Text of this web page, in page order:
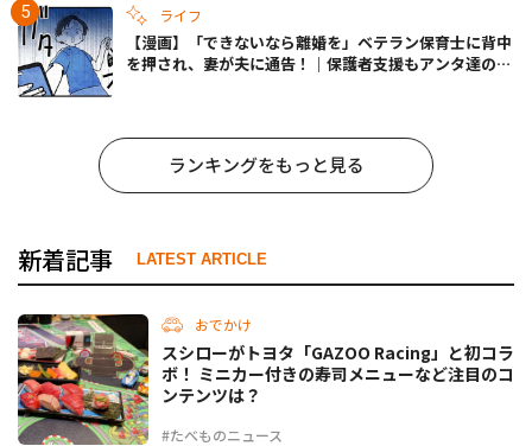
ライフ
【漫画】「できないなら離婚を」ベテラン保育士に背中
を押され、妻が夫に通告！｜保護者支援もアンタ達の仕
ランキングをもっと見る
新着記事 LATEST ARTICLE
おでかけ
#たべものニュース
スシローがトヨタ「GAZOO Racing」と初コラ
ボ！ ミニカー付きの寿司メニューなど注目のコ
ンテンツは？